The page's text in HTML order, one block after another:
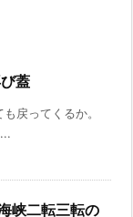
蓋
戻ってくるか。
峡二転三転の